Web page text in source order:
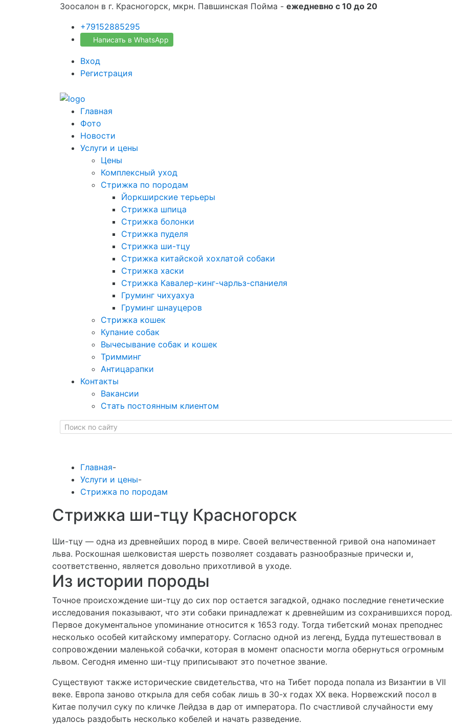
Зоосалон в г. Красногорск, мкрн. Павшинская Пойма - ежедневно с 10 до 20
+79152885295
Написать в WhatsApp
Вход
Регистрация
Главная
Фото
Новости
Услуги и цены
Цены
Комплексный уход
Стрижка по породам
Йоркширские терьеры
Стрижка шпица
Стрижка болонки
Стрижка пуделя
Стрижка ши-тцу
Стрижка китайской хохлатой собаки
Стрижка хаски
Стрижка Кавалер-кинг-чарльз-спаниеля
Груминг чихуахуа
Груминг шнауцеров
Стрижка кошек
Купание собак
Вычесывание собак и кошек
Тримминг
Антицарапки
Контакты
Вакансии
Стать постоянным клиентом
Главная-
Услуги и цены-
Стрижка по породам
Стрижка ши-тцу Красногорск
Ши-тцу — одна из древнейших пород в мире. Своей величественной гривой она напоминает
льва. Роскошная шелковистая шерсть позволяет создавать разнообразные прически и,
соответственно, является довольно прихотливой в уходе.
Из истории породы
Точное происхождение ши-тцу до сих пор остается загадкой, однако последние генетические
исследования показывают, что эти собаки принадлежат к древнейшим из сохранившихся пород.
Первое документальное упоминание относится к 1653 году. Тогда тибетский монах преподнес
несколько особей китайскому императору. Согласно одной из легенд, Будда путешествовал в
сопровождении маленькой собачки, которая в момент опасности могла обернуться огромным
львом. Сегодня именно ши-тцу приписывают это почетное звание.
Существуют также исторические свидетельства, что на Тибет порода попала из Византии в VII
веке. Европа заново открыла для себя собак лишь в 30-х годах XX века. Норвежский посол в
Китае получил суку по кличке Лейдза в дар от императора. По счастливой случайности ему
удалось раздобыть несколько кобелей и начать разведение.